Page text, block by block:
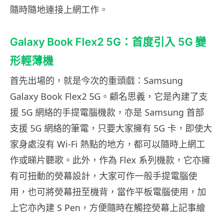
隨時隨地連接上網工作。
Galaxy Book Flex2 5G：首度引入 5G 變
形輕薄機
首先出場的，就是今次的重頭戲：Samsung
Galaxy Book Flex2 5G。顧名思義，它是內建了支
援 5G 網絡的手提電腦機款，亦是 Samsung 首部
支援 5G 網絡的筆電，只要大家擁有 5G 卡，即使大
家身處沒有 Wi-Fi 熱點的地方，都可以隨時上網工
作或睇片聽歌。此外，作為 Flex 系列機款，它亦擁
有可扭動的熒幕設計，大家可作一般手提電腦使
用，也可將熒幕扭至機背，當作平板電腦使用，加
上它亦內建 S Pen，方便隨時在觸控熒幕上記事繪